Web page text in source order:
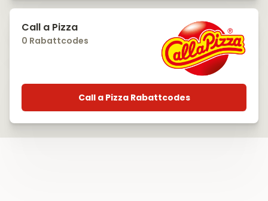
Call a Pizza
0 Rabattcodes
Call a Pizza Rabattcodes